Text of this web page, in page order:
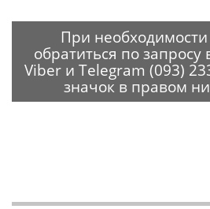
При
обратиться по
Viber и Telegram (093)
значок в правом